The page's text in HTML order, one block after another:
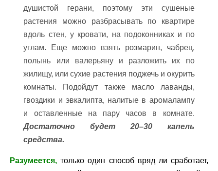
душистой герани, поэтому эти сушеные
растения можно разбрасывать по квартире
вдоль стен, у кровати, на подоконниках и по
углам. Еще можно взять розмарин, чабрец,
полынь или валерьяну и разложить их по
жилищу, или сухие растения поджечь и окурить
комнаты. Подойдут также масло лаванды,
гвоздики и эвкалипта, налитые в аромалампу
и оставленные на пару часов в комнате.
Достаточно будет 20–30 капель
средства.
Разумеется, только один способ вряд ли сработает,